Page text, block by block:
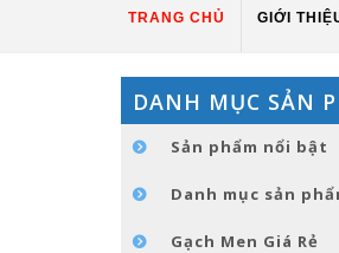
TRANG CHỦ GIỚI
DANH MỤC SẢN
Sản phẩm nổi bật
Danh mục sản
Gạch Men Giá Rẻ